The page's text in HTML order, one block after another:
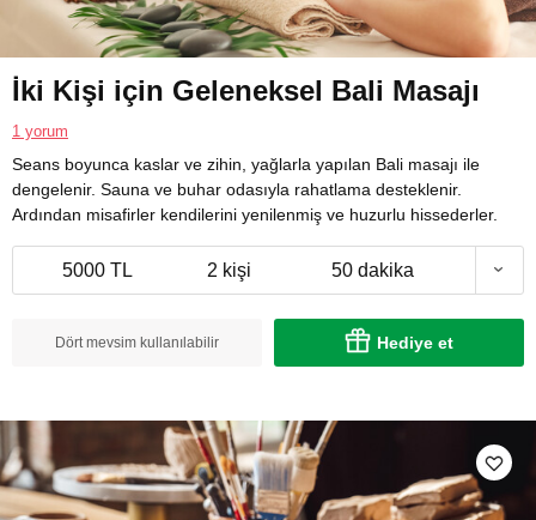
İki Kişi için Geleneksel Bali Masajı
1 yorum
Seans boyunca kaslar ve zihin, yağlarla yapılan Bali masajı ile
dengelenir. Sauna ve buhar odasıyla rahatlama desteklenir.
Ardından misafirler kendilerini yenilenmiş ve huzurlu hissederler.
5000 TL 2 kişi 50 dakika
Dört mevsim kullanılabilir Hediye et